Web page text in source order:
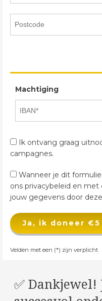
✅
Machtiging
Ik ontvang graag
campagnes.
Wanneer je dit
ons privacybeleid en
jouw gegevens door
Ja, ik doneer €5
Velden met een (*) zijn verplicht